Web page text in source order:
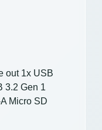
out 1x USB
3.2 Gen 1
Micro SD